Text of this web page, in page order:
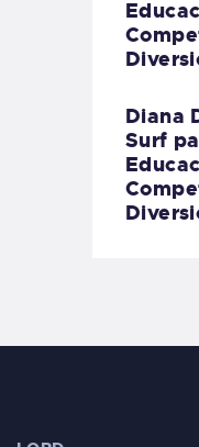
Diana
Surf